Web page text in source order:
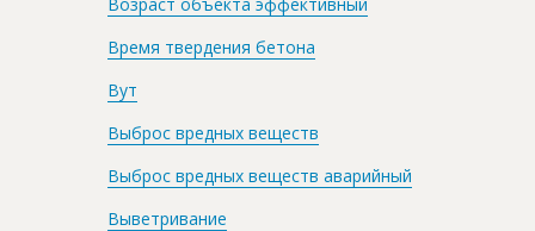
Время твердения бетона
Вут
Выброс вредных веществ
Выброс вредных веществ аварийный
Выветривание